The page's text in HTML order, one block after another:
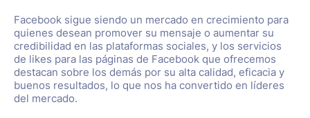
Facebook sigue siendo un mercado en crecimiento para
quienes desean promover su mensaje o aumentar su
credibilidad en las plataformas sociales, y los servicios
de likes para las páginas de Facebook que ofrecemos
destacan sobre los demás por su alta calidad, eficacia y
buenos resultados, lo que nos ha convertido en líderes
del mercado.